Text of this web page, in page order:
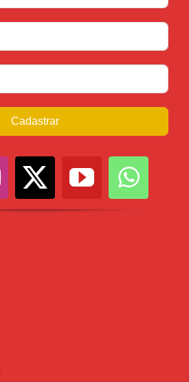
Cadastrar